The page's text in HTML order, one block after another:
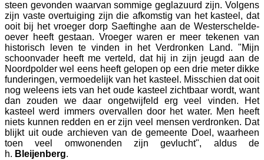
steen gevonden waarvan sommige geglazuurd zijn. Volgens
zijn vaste overtuiging zijn die afkomstig van het kasteel, dat
ooit bij het vroeger dorp Saeftinghe aan de Westerschelde-
oever heeft gestaan. Vroeger waren er meer tekenen van
historisch leven te vinden in het Verdronken Land. "Mijn
schoonvader heeft me verteld, dat hij in zijn jeugd aan de
Noordpolder wel eens heeft gelopen op een drie meter dikke
funderingen, vermoedelijk van het kasteel. Misschien dat ooit
nog weleens iets van het oude kasteel zichtbaar wordt, want
dan zouden we daar ongetwijfeld erg veel vinden. Het
kasteel werd immers overvallen door het water. Men heeft
niets kunnen redden en er zijn veel mensen verdronken. Dat
blijkt uit oude archieven van de gemeente Doel, waarheen
toen veel omwonenden zijn gevlucht", aldus de
h. Bleijenberg.